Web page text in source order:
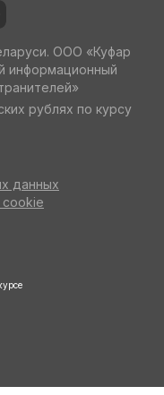
ООО «Куфар
информационный
рублях по курсу
данных
cookie